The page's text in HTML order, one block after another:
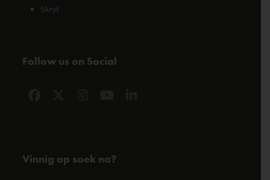
Skryf
Follow us on Social
Vinnig op soek na?